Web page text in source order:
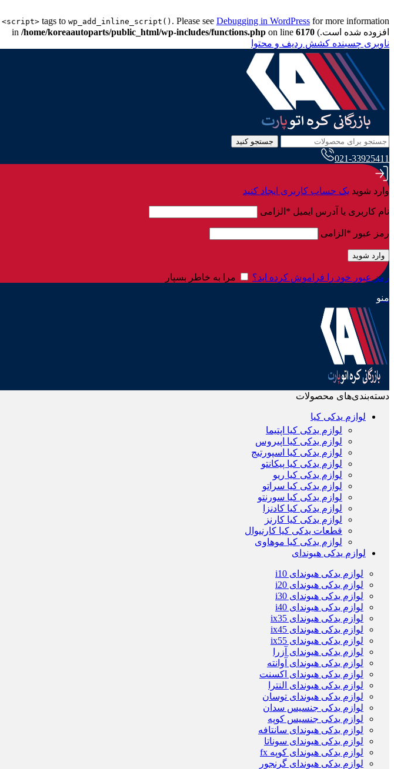
<script> tags to wp_add_inline_script() . Please see Debugging in WordPress
افزوده شده است.) in
/home/koreaautoparts/public_html/wp-includes/functions.php on line 6170
ناوبری چسبنده کشش ردیف و محتوا
جستجو کنید
021-33925411
وارد شوید یک حساب کاربری ایجاد کنید
نام کاربری یا آدرس ایمیل * الزامی
رمز عبور * الزامی
وارد شوید
رمز عبور خود را فراموش کرده اید؟ مرا به خاطر بسپار
منو
دسته‌بندی‌های محصولات
لوازم یدکی کیا
لوازم یدکی کیا اپتیما
لوازم یدکی کیا اپیروس
لوازم یدکی کیا اسپورتیج
لوازم یدکی کیا پیکانتو
لوازم یدکی کیا ریو
لوازم یدکی کیا سراتو
لوازم یدکی کیا سورنتو
لوازم یدکی کیا کادنزا
لوازم یدکی کیا کارنز
قطعات یدکی کیا کارنیوال
لوازم یدکی کیا موهاوی
لوازم یدکی هیوندای
لوازم یدکی هیوندای i10
لوازم یدکی هیوندای i20
لوازم یدکی هیوندای i30
لوازم یدکی هیوندای i40
لوازم یدکی هیوندای ix35
لوازم یدکی هیوندای ix45
لوازم یدکی هیوندای ix55
لوازم یدکی هیوندای آزرا
لوازم یدکی هیوندای آوانته
لوازم یدکی هیوندای اکسنت
لوازم یدکی هیوندای النترا
لوازم یدکی هیوندای توسان
لوازم یدکی جنسیس سدان
لوازم یدکی جنسیس کوپه
لوازم یدکی هیوندای سانتافه
لوازم یدکی هیوندای سوناتا
لوازم یدکی هیوندای کوپه fx
لوازم یدکی هیوندای گرنجور